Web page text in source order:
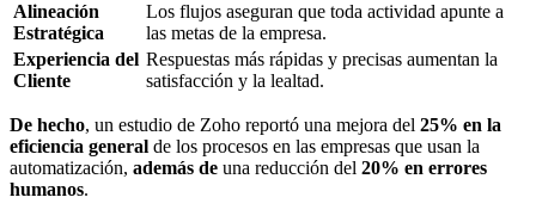
Alineación
Estratégica
Los flujos aseguran que toda actividad apunte a
las metas de la empresa.
Experiencia del
Cliente
Respuestas más rápidas y precisas aumentan la
satisfacción y la lealtad.
De hecho, un estudio de Zoho reportó una mejora del 25% en la
eficiencia general de los procesos en las empresas que usan la
automatización, además de una reducción del 20% en errores
humanos.